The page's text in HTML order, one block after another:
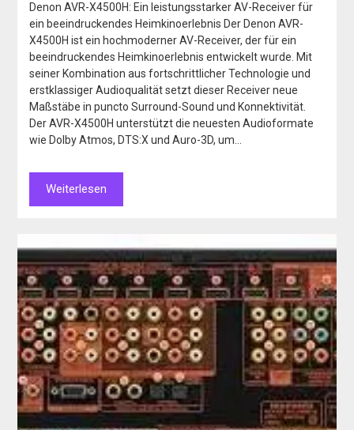
Denon AVR-X4500H: Ein leistungsstarker AV-Receiver für
ein beeindruckendes Heimkinoerlebnis Der Denon AVR-
X4500H ist ein hochmoderner AV-Receiver, der für ein
beeindruckendes Heimkinoerlebnis entwickelt wurde. Mit
seiner Kombination aus fortschrittlicher Technologie und
erstklassiger Audioqualität setzt dieser Receiver neue
Maßstäbe in puncto Surround-Sound und Konnektivität.
Der AVR-X4500H unterstützt die neuesten Audioformate
wie Dolby Atmos, DTS:X und Auro-3D, um…
Weiterlesen